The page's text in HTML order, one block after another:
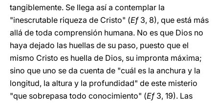
tangiblemente. Se llega así a contemplar la
"inescrutable riqueza de Cristo" (Ef3, 8), que está más
allá de toda comprensión humana. No es que Dios no
haya dejado las huellas de su paso, puesto que el
mismo Cristo es huella de Dios, su impronta máxima;
sino que uno se da cuenta de "cuál es la anchura y la
longitud, la altura y la profundidad" de este misterio
"que sobrepasa todo conocimiento" (Ef3, 19). Las